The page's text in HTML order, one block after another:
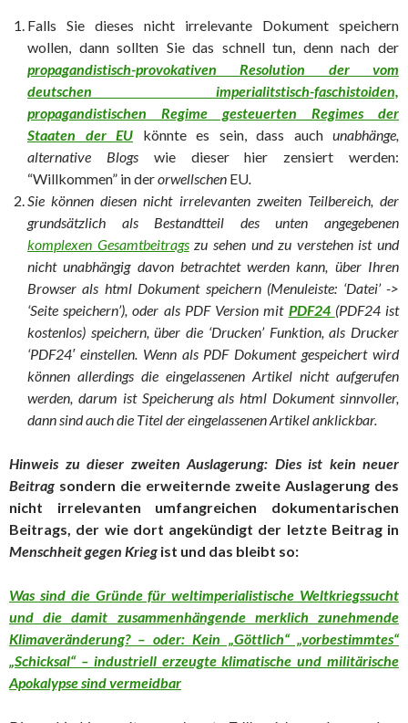
Falls Sie dieses nicht irrelevante Dokument speichern
wollen, dann sollten Sie das schnell tun, denn nach der
propagandistisch-provokativen Resolution der vom
deutschen imperialitstisch-faschistoiden,
propagandistischen Regime gesteuerten Regimes der
Staaten der EU könnte es sein, dass auch unabhänge,
alternative Blogswie dieser hier zensiert werden:
“Willkommen” in derorwellschen EU.
Sie können diesen nicht irrelevanten zweiten Teilbereich, der
grundsätzlich als Bestandtteil des unten angegebenen
komplexen Gesamtbeitragszu sehen und zu verstehen ist und
nicht unabhängig davon betrachtet werden kann, über Ihren
Browser als html Dokument speichern (Menuleiste: ‘Datei’ ->
‘Seite speichern’), oder als PDF Version mit PDF24 (PDF24 ist
kostenlos) speichern, über die ‘Drucken’ Funktion, als Drucker
‘PDF24′ einstellen. Wenn als PDF Dokument gespeichert wird
können allerdings die eingelassenen Artikel nicht aufgerufen
werden, darum ist Speicherung als html Dokument sinnvoller,
dann sind auch die Titel der eingelassenen Artikel anklickbar.
Hinweis zu dieser zweiten Auslagerung: Dies ist kein neuer
Beitrag sondern die erweiternde zweite Auslagerung des
nicht irrelevanten umfangreichen dokumentarischen
Beitrags, der wie dort angekündigt der letzte Beitrag in
Menschheit gegen Krieg ist und das bleibt so:
Was sind die Gründe für weltimperialistische Weltkriegssucht
und die damit zusammenhängende merklich zunehmende
Klimaveränderung? – oder: Kein „Göttlich“ „vorbestimmtes“
„Schicksal“ – industriell erzeugte klimatische und militärische
Apokalypse sind vermeidbar